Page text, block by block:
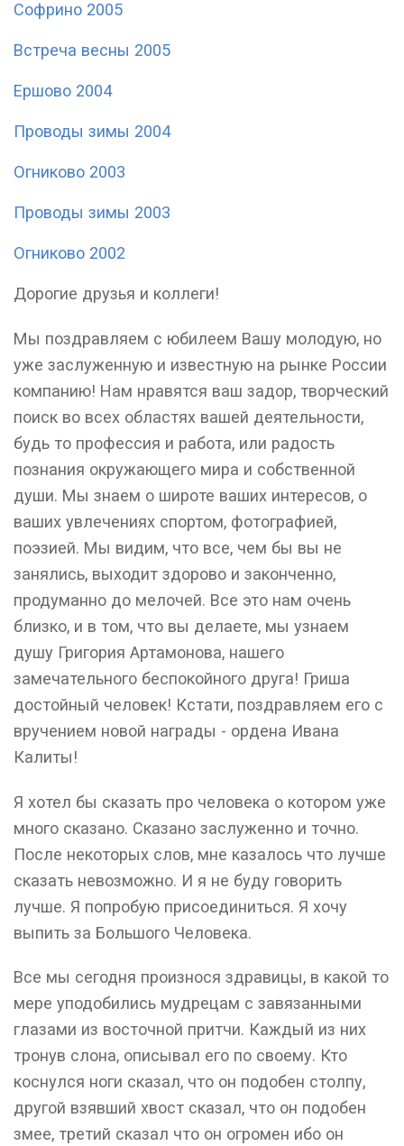
Софрино 2005
Встреча весны 2005
Ершово 2004
Проводы зимы 2004
Огниково 2003
Проводы зимы 2003
Огниково 2002
Дорогие друзья и коллеги!
Мы поздравляем с юбилеем Вашу молодую, но
уже заслуженную и известную на рынке России
компанию! Нам нравятся ваш задор, творческий
поиск во всех областях вашей деятельности,
будь то профессия и работа, или радость
познания окружающего мира и собственной
души. Мы знаем о широте ваших интересов, о
ваших увлечениях спортом, фотографией,
поэзией. Мы видим, что все, чем бы вы не
занялись, выходит здорово и законченно,
продуманно до мелочей. Все это нам очень
близко, и в том, что вы делаете, мы узнаем
душу Григория Артамонова, нашего
замечательного беспокойного друга! Гриша
достойный человек! Кстати, поздравляем его с
вручением новой награды - ордена Ивана
Калиты!
Я хотел бы сказать про человека о котором уже
много сказано. Сказано заслуженно и точно.
После некоторых слов, мне казалось что лучше
сказать невозможно. И я не буду говорить
лучше. Я попробую присоединиться. Я хочу
выпить за Большого Человека.
Все мы сегодня произнося здравицы, в какой то
мере уподобились мудрецам с завязанными
глазами из восточной притчи. Каждый из них
тронув слона, описывал его по своему. Кто
коснулся ноги сказал, что он подобен столпу,
другой взявший хвост сказал, что он подобен
змее, третий сказал что он огромен ибо он